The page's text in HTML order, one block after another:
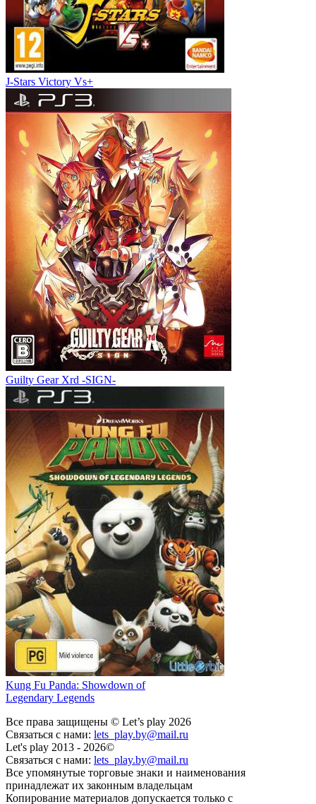
J-Stars Victory Vs+
Guilty Gear Xrd -SIGN-
Kung Fu Panda: Showdown of
Legendary Legends
Все права защищены © Let’s play 2026
Связаться с нами: lets_play.by@mail.ru
Let's play 2013 - 2026©
Связаться с нами: lets_play.by@mail.ru
Все упомянутые торговые знаки и наименования
принадлежат их законным владельцам
Копирование материалов допускается только с